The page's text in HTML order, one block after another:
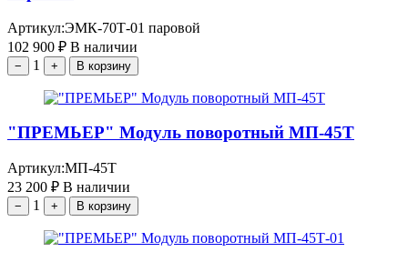
Артикул:ЭМК-70Т-01 паровой
102 900 ₽ В наличии
− 1 + В корзину
"ПРЕМЬЕР" Модуль поворотный МП-45Т
Артикул:МП-45Т
23 200 ₽ В наличии
− 1 + В корзину